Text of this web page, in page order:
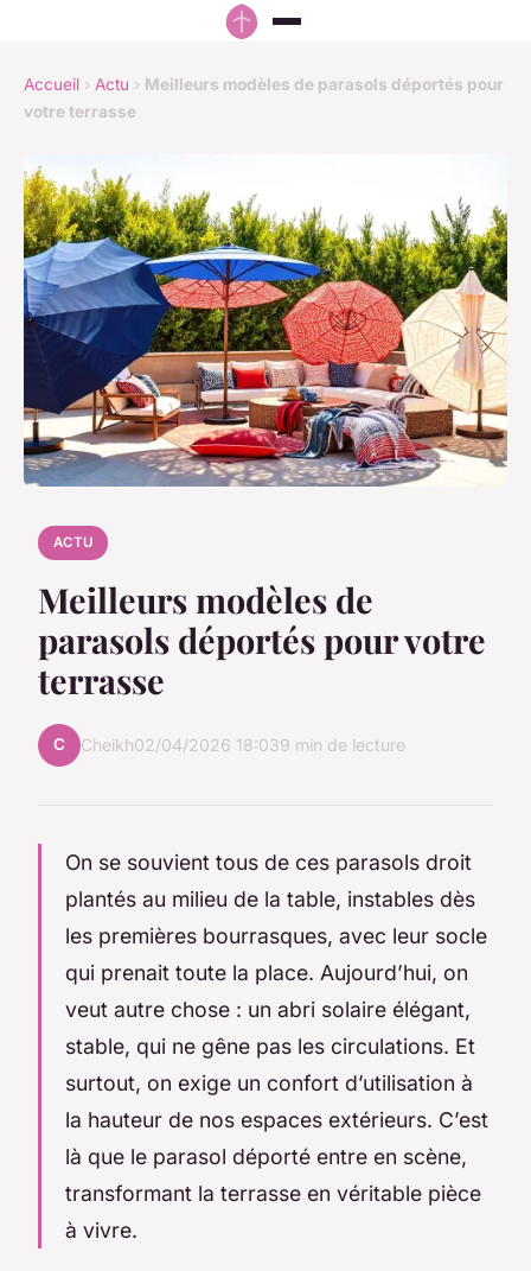
Accueil › Actu › Meilleurs modèles de parasols déportés pour
votre terrasse
ACTU
Meilleurs modèles de
parasols déportés pour votre
terrasse
C Cheikh02/04/2026 18:039 min de lecture
On se souvient tous de ces parasols droit
plantés au milieu de la table, instables dès
les premières bourrasques, avec leur socle
qui prenait toute la place. Aujourd’hui, on
veut autre chose : un abri solaire élégant,
stable, qui ne gêne pas les circulations. Et
surtout, on exige un confort d’utilisation à
la hauteur de nos espaces extérieurs. C’est
là que le parasol déporté entre en scène,
transformant la terrasse en véritable pièce
à vivre.